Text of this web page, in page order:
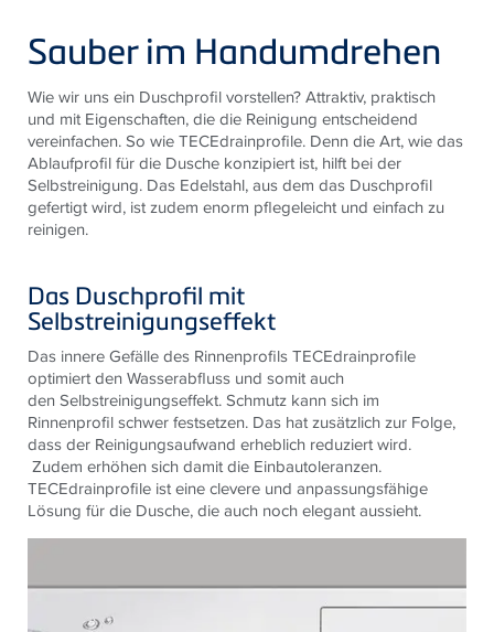
Sauber im Handumdrehen
Wie wir uns ein Duschprofil vorstellen? Attraktiv, praktisch
und mit Eigenschaften, die die Reinigung entscheidend
vereinfachen. So wie TECEdrainprofile. Denn die Art, wie das
Ablaufprofil für die Dusche konzipiert ist, hilft bei der
Selbstreinigung. Das Edelstahl, aus dem das Duschprofil
gefertigt wird, ist zudem enorm pflegeleicht und einfach zu
reinigen.
Das Duschprofil mit
Selbstreinigungseffekt
Das innere Gefälle des RinnenprofilsTECEdrainprofile
optimiert den Wasserabfluss und somit auch
den Selbstreinigungseffekt. Schmutz kann sich im
Rinnenprofil schwer festsetzen. Das hat zusätzlich zur Folge,
dass der Reinigungsaufwand erheblich reduziert wird.
Zudem erhöhen sich damit die Einbautoleranzen.
TECEdrainprofile ist eine clevere und anpassungsfähige
Lösung für die Dusche, die auch noch elegant aussieht.